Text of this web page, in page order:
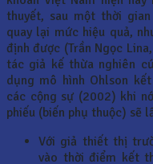
thuyết, sau một thời
quay lại mức hiệu quả,
định được (Trần Ngọc
tác giả kế thừa nghiên
dụng mô hình Ohlson
các cộng sự (2002) khi
phiếu (biến phụ thuộc) sẽ
Với giả thiết thị
vào thời điểm kết